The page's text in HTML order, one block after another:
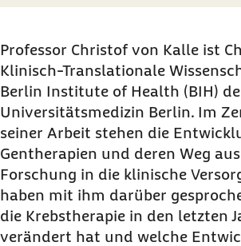
Professor Christof von Kalle ist
Klinisch-Translationale
Berlin Institute of Health (BIH)
Universitätsmedizin Berlin. Im
seiner Arbeit stehen die
Gentherapien und deren Weg
Forschung in die klinische
haben mit ihm darüber
die Krebstherapie in den letzten
verändert hat und welche